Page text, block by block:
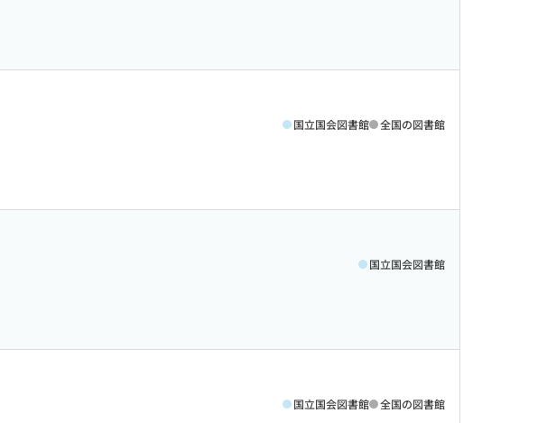
国立国会図書館 全国の図書館
国立国会図書館
国立国会図書館 全国の図書館